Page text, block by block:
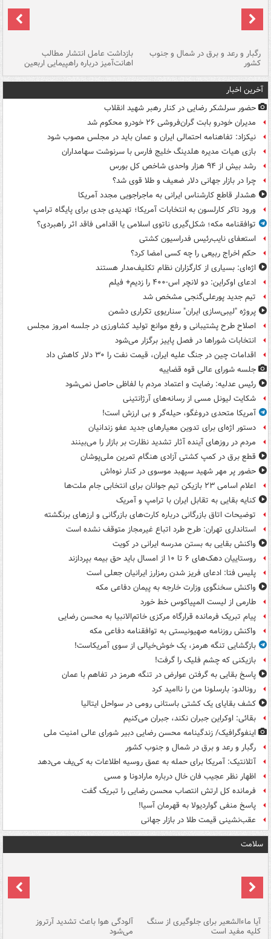
رگبار و رعد و برق در شمال و جنوب
کشور
بازداشت عامل انتشار مطالب
اهانت‌آمیز درباره راهپیمایی اربعین
آخرین اخبار
حضور سرلشکر رضایی در کنار رهبر شهید انقلاب
مدیران خودرو بابت گران‌فروشی ۲۶ خودرو محکوم شد
نیکزاد: تفاهنامه احتمالی ایران و عمان باید در مجلس مصوب شود
بازی هیات مدیره هلدینگ خلیج فارس با سرنوشت سهامداران
رشد بیش از ۹۴ هزار واحدی شاخص کل بورس
چرا در بازار جهانی دلار ضعیف و طلا قوی شد؟
هشدار قاطع کارشناس ایرانی به ماجراجویی مجدد آمریکا
ورود تاکر کارلسون به انتخابات آمریکا؛ تهدیدی جدی برای پایگاه ترامپ
توافقنامه مکه؛ شکل‌گیری ناتوی اسلامی یا اقدامی فاقد اثر راهبردی؟
استعفای نایب‌رئیس فدراسیون کشتی
حکم اخراج ربیعی را چه کسی امضا کرد؟
اژه‌ای: بسیاری از کارگزاران نظام تکلیف‌مدار هستند
ادعای اوکراین: دو لانچر اس-۴۰۰ را زدیم+ فیلم
تیم جدید پورعلی‌گنجی مشخص شد
پروژه "لیبی‌سازی ایران" سناریوی تکراری دشمن
اصلاح طرح پشتیبانی و رفع موانع تولید کشاورزی در جلسه امروز مجلس
انتخابات شوراها در فصل پاییز برگزار می‌شود
اقدامات چین در جنگ علیه ایران، قیمت نفت را ۳۰ دلار کاهش داد
جلسه شورای عالی قوه قضاییه
رئیس عدلیه: رضایت و اعتماد مردم با لفاظی حاصل نمی‌شود
شکایت لیونل مسی از رسانه‌های آرژانتینی
آمریکا متحدی دروغگو، حیله‌گر و بی ارزش است!
دستور اژه‌ای برای تدوین معیارهای جدید عفو زندانیان
مردم در روزهای آینده آثار تشدید نظارت بر بازار را می‌بینند
قطع برق در کمپ کشتی آزادی هنگام تمرین ملی‌پوشان
حضور پر مهر شهید سپهبد موسوی در کنار نوه‌اش
اعلام اسامی ۲۳ بازیکن تیم جوانان برای انتخابی جام ملت‌ها
کنایه بقایی به تقابل ایران با ترامپ و آمریک
توضیحات اتاق بازرگانی درباره کارت‌های بازرگانی و ارزهای برنگشته
استانداری تهران: طرح طرد اتباع غیرمجاز متوقف نشده است
واکنش بقایی به بستن مدرسه ایرانی در کویت
روستاییان دهک‌های ۶ تا ۱۰ از امسال باید حق بیمه بپردازند
پلیس فتا: ادعای فریز شدن رمزارز ایرانیان جعلی است
واکنش سخنگوی وزارت خارجه به پیمان دفاعی مکه
طارمی از لیست المپیاکوس خط خورد
پیام تبریک فرمانده قرارگاه مرکزی خاتم‌الانبیا به محسن رضایی
واکنش روزنامه صهیونیستی به توافقنامه دفاعی مکه
بازگشایی تنگه هرمز، یک خوش‌خیالی از سوی آمریکاست!
بازیکنی که چشم فلیک را گرفت!
پاسخ بقایی به گرفتن عوارض در تنگه هرمز در تفاهم با عمان
رونالدو: بارسلونا من را ناامید کرد
کشف بقایای یک کشتی باستانی رومی در سواحل ایتالیا
بقائی: اوکراین جبران نکند، جبران می‌کنیم
اینفوگرافیک/ زندگینامه محسن رضایی دبیر شورای عالی امنیت‌ ملی
رگبار و رعد و برق در شمال و جنوب کشور
آتلانتیک: آمریکا برای حمله به عمق روسیه اطلاعات به کی‌یف می‌دهد
اظهار نظر عجیب فان خال درباره مارادونا و مسی
فرمانده کل ارتش انتصاب محسن رضایی را تبریک گفت
پاسخ منفی گواردیولا به قهرمان آسیا!
عقب‌نشینی قیمت طلا در بازار جهانی
سلامت
آیا ماءالشعیر برای جلوگیری از سنگ
کلیه مفید است
آلودگی هوا باعث تشدید آرتروز
می‌شود